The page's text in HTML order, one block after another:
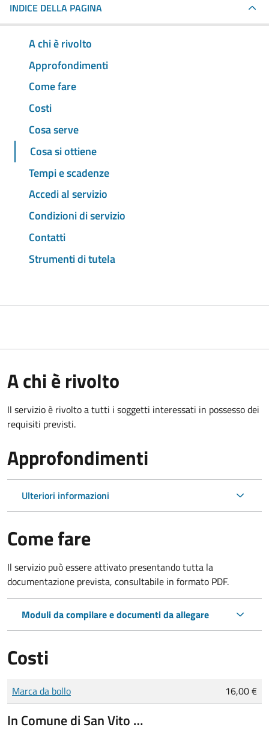
INDICE DELLA PAGINA
A chi è rivolto
Approfondimenti
Come fare
Costi
Cosa serve
Cosa si ottiene
Tempi e scadenze
Accedi al servizio
Condizioni di servizio
Contatti
Strumenti di tutela
A chi è rivolto
Il servizio è rivolto a tutti i soggetti interessati in possesso dei
requisiti previsti.
Approfondimenti
Ulteriori informazioni
Come fare
Il servizio può essere attivato presentando tutta la
documentazione prevista, consultabile in formato PDF.
Moduli da compilare e documenti da allegare
Costi
Tipo di pagamento
Importo
Marca da bollo 16,00 €
In Comune di San Vito …